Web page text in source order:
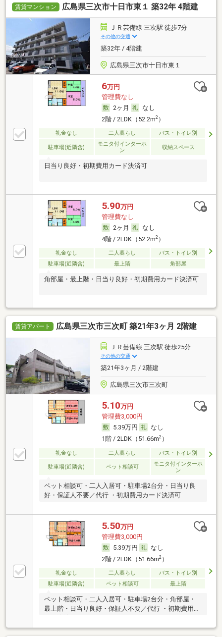
賃貸マンション 広島県三次市十日市東１ 築32年 4階建
ＪＲ芸備線 三次駅 徒歩7分
その他の交通
築32年 / 4階建
広島県三次市十日市東１
6万円
管理費なし
2ヶ月
なし
2階 / 2LDK（52.2m2）
礼金なし 二人暮らし バス・トイレ別
駐車場(近隣含)
モニタ付インターホ
ン
収納スペース
日当り良好・初期費用カード決済可
5.90万円
管理費なし
2ヶ月
なし
4階 / 2LDK（52.2m2）
礼金なし 二人暮らし
バス・トイレ別
駐車場(近隣含)
最上階 角部屋
角部屋・最上階・日当り良好・初期費用カード決済可
賃貸アパート 広島県三次市三次町 築21年3ヶ月 2階建
ＪＲ芸備線 三次駅 徒歩25分
その他の交通
築21年3ヶ月 / 2階建
広島県三次市三次町
5.10万円
管理費3,000円
5.39万円
なし
1階 / 2LDK（51.66m2）
礼金なし 二人暮らし バス・トイレ別
駐車場(近隣含) ペット相談可
モニタ付インターホ
ン
ペット相談可・二人入居可・駐車場2台分・日当り良
好・保証人不要／代行 ・初期費用カード決済可
5.50万円
管理費3,000円
5.39万円
なし
2階 / 2LDK（51.66m2）
礼金なし 二人暮らし
バス・トイレ別
駐車場(近隣含)
ペット相談可 最上階
ペット相談可・二人入居可・駐車場2台分・角部屋・
最上階・日当り良好・保証人不要／代行 ・初期費用カ